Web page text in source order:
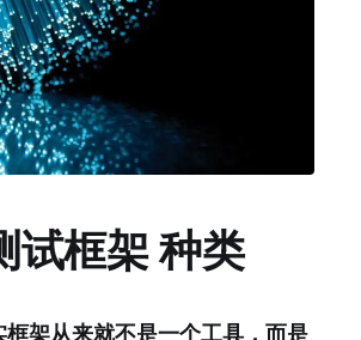
试框架种类
框架从来就不是一个工具，而是